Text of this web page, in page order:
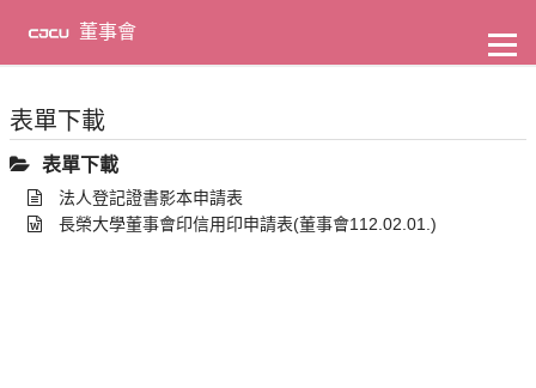
主
容
董事會
表單下載
表單下載
法人登記證書影本申請表
長榮大學董事會印信用印申請表(董事會112.02.01.)